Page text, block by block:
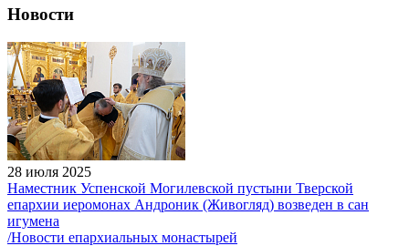
Новости
28 июля 2025
Наместник Успенской Могилевской пустыни Тверской
епархии иеромонах Андроник (Живогляд) возведен в сан
игумена
/Новости епархиальных монастырей